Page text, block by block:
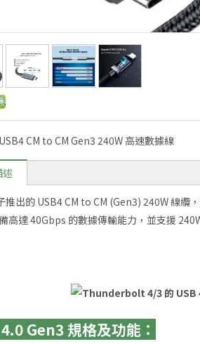
USB4 CM to CM Gen3 240W 高速數據線
述
推出的 USB4 CM to CM (Gen3) 240W 線
高達 40Gbps 的數據傳輸能力，並支援
Gen3 規格及功能：